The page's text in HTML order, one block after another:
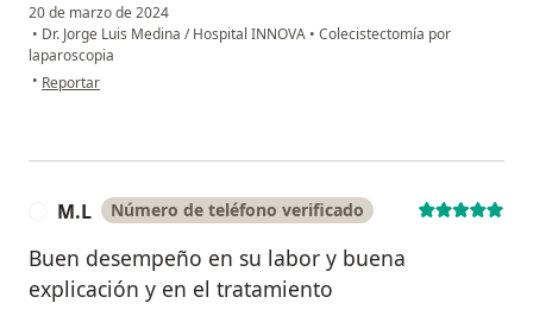
20 de marzo de 2024
• Dr. Jorge Luis Medina / Hospital INNOVA • Colecistectomía por
laparoscopia
• en opinión del usuario Claudia Santana
Reportar
M.L Número de teléfono verificado
Buen desempeño en su labor y buena
explicación y en el tratamiento